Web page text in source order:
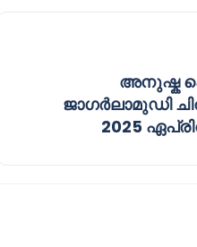
അനുഷ്ക
ജാഗർലാമുഡി
2025